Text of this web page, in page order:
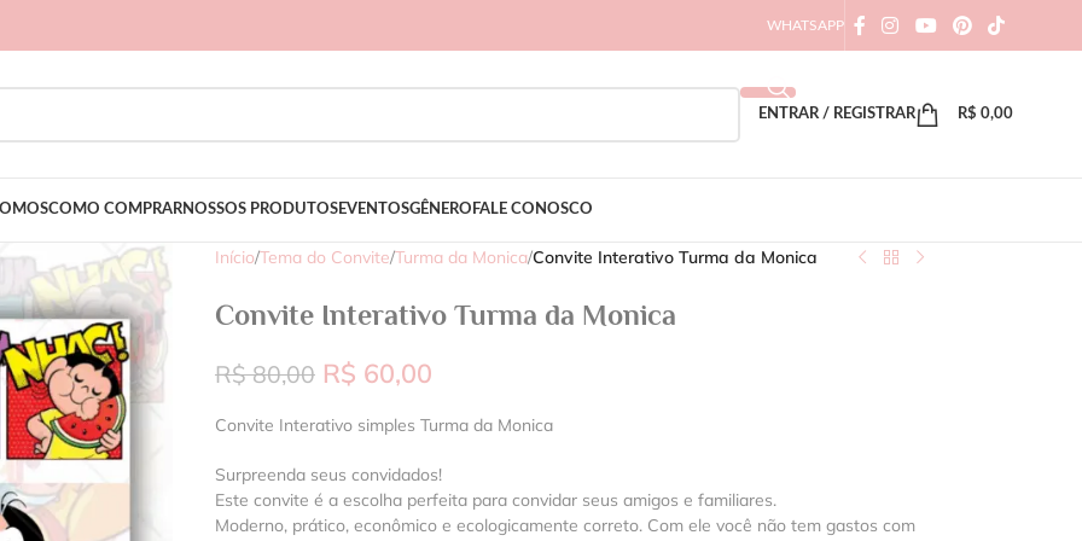
WHATSAPP
ENTRAR / REGISTRAR R$ 0,00
COMO COMPRARNOSSOS PRODUTOSEVENTOSGÊNERO FALE CONOSCO
Início/Tema do Convite/Turma da Monica/Convite Interativo Turma da Monica
Convite Interativo Turma da Monica
R$80,00 R$ 60,00
Convite Interativo simples Turma da Monica
Surpreenda seus convidados!
Este convite é a escolha perfeita para convidar seus amigos e familiares.
Moderno, prático, econômico e ecologicamente correto. Com ele você não tem gastos com